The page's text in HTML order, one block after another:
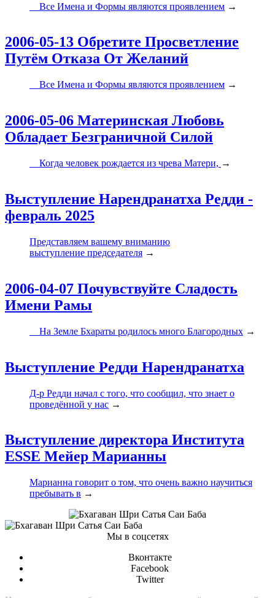
Все Имена и Формы являются проявлением →
2006-05-13 Обретите Просветление
Путём Отказа От Желаний
Все Имена и Формы являются проявлением →
2006-05-06 Материнская Любовь
Обладает Безграничной Силой
Когда человек рождается из чрева Матери, →
Выступление Нарендранатха Редди -
февраль 2025
Представляем вашему вниманию
выступление председателя →
2006-04-07 Почувствуйте Сладость
Имени Рамы
На Земле Бхараты родилось много Благородных →
Выступление Редди Нарендранатха
Д-р Редди начал с того, что сообщил, что знает о
проведённой у нас →
Выступление директора Института
ESSE Мейер Марианны
Марианна говорит о том, что очень важно научиться
пребывать в →
Мы в соцсетях
Вконтакте
Facebook
Twitter